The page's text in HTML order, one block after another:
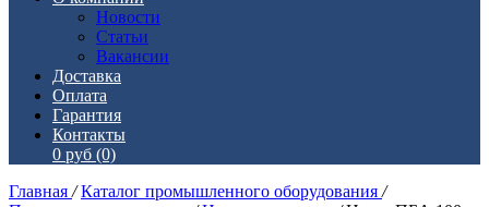
Новости
Статьи
Вакансии
Доставка
Оплата
Гарантия
Контакты
0 руб (0)
Главная / Каталог промышленного оборудования /